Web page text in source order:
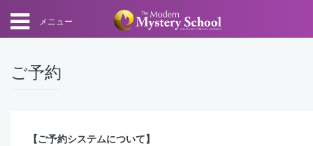
メニュー
ご予約
【ご予約システムについて】